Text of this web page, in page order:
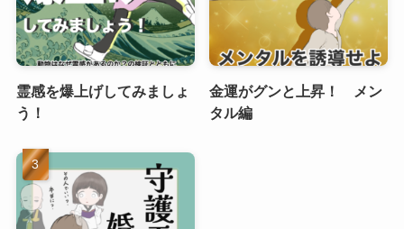
霊感を爆上げしてみましょ
う！
金運がグンと上昇！ メン
タル編